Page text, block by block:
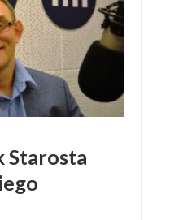
Starosta